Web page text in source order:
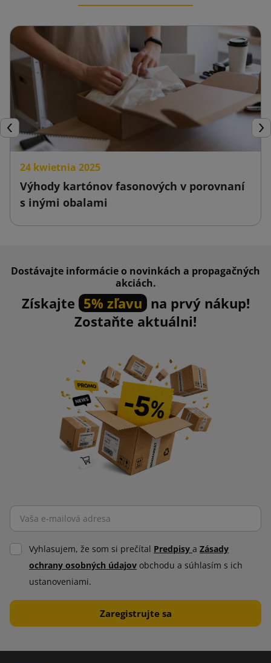
Späť
24 kwietnia 2025
Výhody kartónov fasonových v porovnaní
s inými obalami
Dostávajte informácie o novinkách a propagačných
akciách.
Získajte 5% zľavu na prvý nákup!
Zostaňte aktuálni!
Vyhlasujem, že som si prečítal Predpisy a Zásady
ochrany osobných údajov obchodu a súhlasím s ich
ustanoveniami.